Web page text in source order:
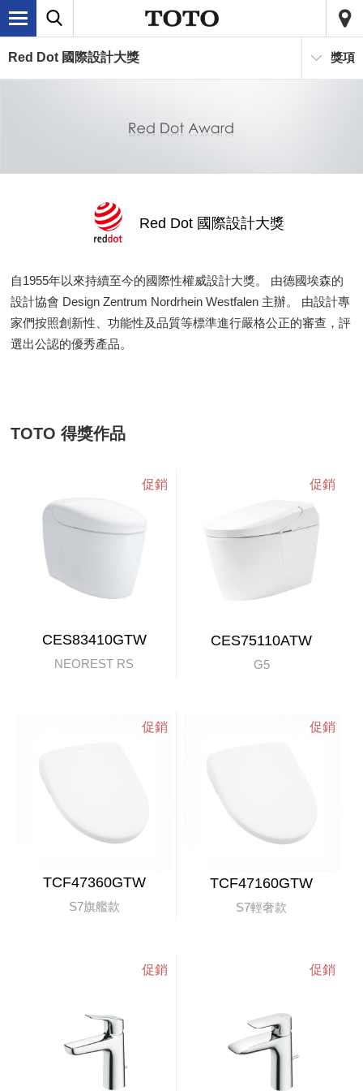
Red Dot 國際設計大獎 獎項
Red Dot 國際設計大獎
自1955年以來持續至今的國際性權威設計大獎。 由德國埃森的
設計協會 Design Zentrum Nordrhein Westfalen 主辦。 由設計專
家們按照創新性、功能性及品質等標準進行嚴格公正的審查，評
選出公認的優秀產品。
TOTO 得獎作品
CES83410GTW
NEOREST RS
CES75110ATW
G5
TCF47360GTW
S7旗艦款
TCF47160GTW
S7輕奢款